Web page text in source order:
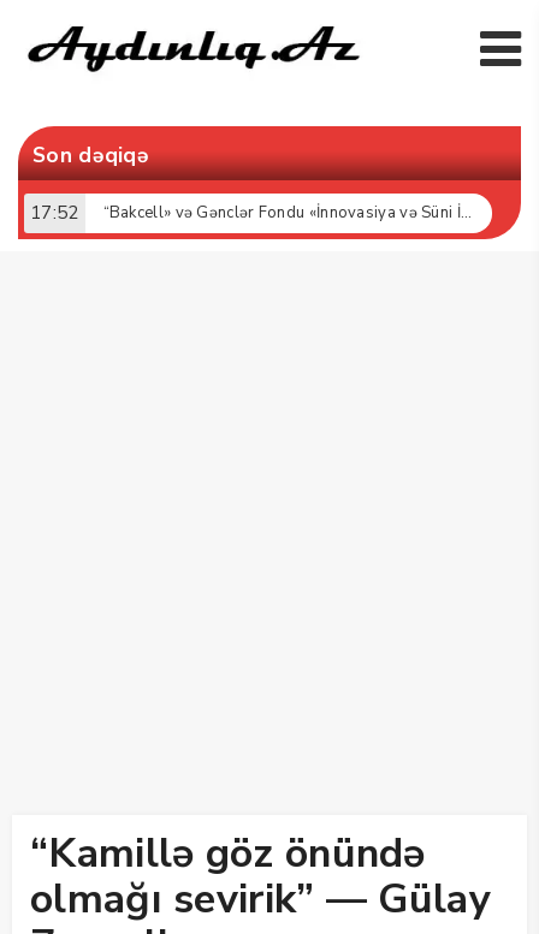
Son dəqiqə
17:52 “Bakcell» və Gənclər Fondu «İnnovasiya və Süni İntellekt» üzrə təqaüd proqramının qalibləri ilə görüş keçirib
“Kamillə göz önündə
olmağı sevirik” — Gülay